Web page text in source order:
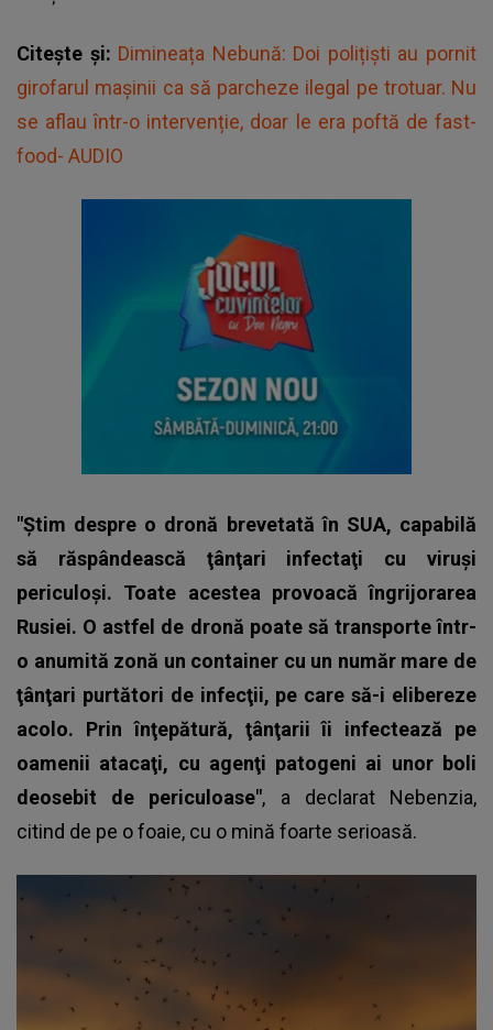
Citește și: Dimineața Nebună: Doi polițiști au pornit
girofarul mașinii ca să parcheze ilegal pe trotuar. Nu
se aflau într-o intervenție, doar le era poftă de fast-
food- AUDIO
"Ştim despre o dronă brevetată în SUA, capabilă
să răspândească ţânţari infectaţi cu viruşi
periculoşi. Toate acestea provoacă îngrijorarea
Rusiei. O astfel de dronă poate să transporte într-
o anumită zonă un container cu un număr mare de
ţânţari purtători de infecţii, pe care să-i elibereze
acolo. Prin înţepătură, ţânţarii îi infectează pe
oamenii atacaţi, cu agenţi patogeni ai unor boli
deosebit de periculoase", a declarat Nebenzia,
citind de pe o foaie, cu o mină foarte serioasă.